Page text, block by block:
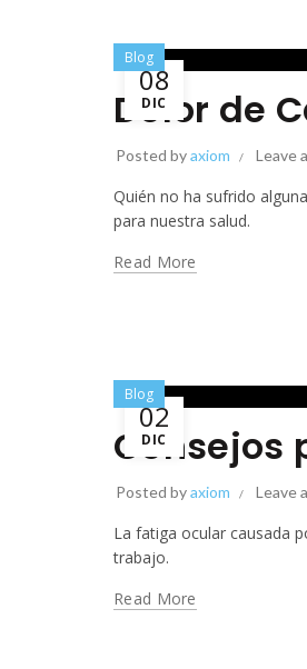
08
DIC
Blog
Dolor de
Posted byaxiom Leave
Quién no ha sufrido
para nuestra salud.
Read More
02
DIC
Blog
Consejos
Posted byaxiom Leave
La fatiga ocular causada
trabajo.
Read More